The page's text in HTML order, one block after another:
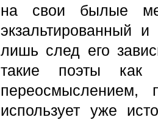
на свои былые
экзальтированный
лишь след его
такие поэты как
переосмыслением,
использует уже